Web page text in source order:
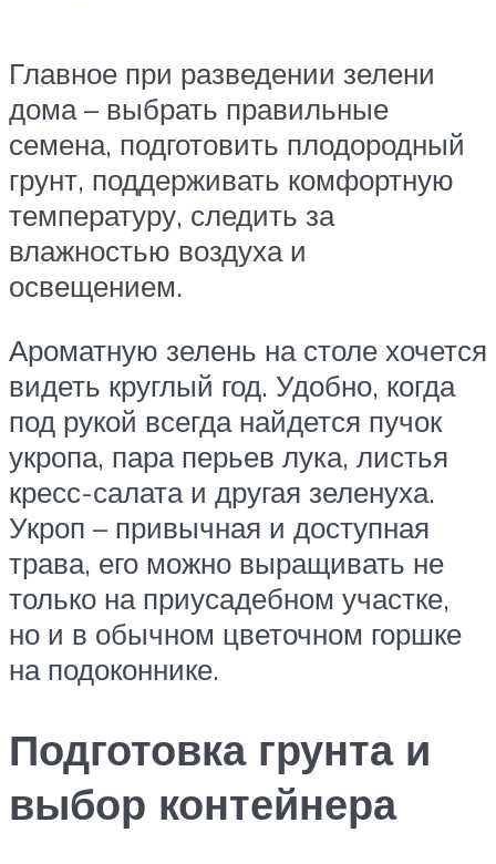
Главное при разведении зелени
дома – выбрать правильные
семена, подготовить плодородный
грунт, поддерживать комфортную
температуру, следить за
влажностью воздуха и
освещением.
Ароматную зелень на столе хочется
видеть круглый год. Удобно, когда
под рукой всегда найдется пучок
укропа, пара перьев лука, листья
кресс-салата и другая зеленуха.
Укроп – привычная и доступная
трава, его можно выращивать не
только на приусадебном участке,
но и в обычном цветочном горшке
на подоконнике.
Подготовка грунта и
выбор контейнера